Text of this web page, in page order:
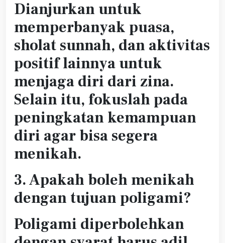
Dianjurkan untuk
memperbanyak puasa,
sholat sunnah, dan aktivitas
positif lainnya untuk
menjaga diri dari zina.
Selain itu, fokuslah pada
peningkatan kemampuan
diri agar bisa segera
menikah.
3. Apakah boleh menikah
dengan tujuan poligami?
Poligami diperbolehkan